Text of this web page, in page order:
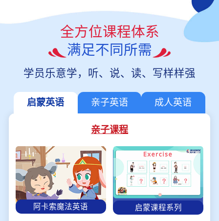
全方位课程体系
满足不同所需
学员乐意学，听、说、读、写样样强
启蒙英语 亲子英语 成人英语
亲子课程
阿卡索魔法英语 启蒙课程系列